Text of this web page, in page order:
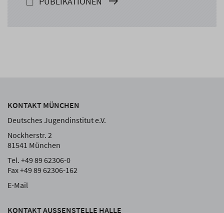
KONTAKT MÜNCHEN
Deutsches Jugendinstitut e.V.
Nockherstr. 2
81541 München
Tel. +49 89 62306-0
Fax +49 89 62306-162
E-Mail
KONTAKT AUSSENSTELLE HALLE